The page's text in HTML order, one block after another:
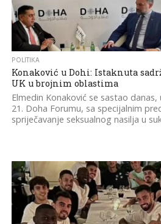
POLITIKA
Konaković u Dohi: Istaknuta
UK u brojnim oblastima
Elmedin Konaković se sastao
21. Doha Forumu, sa specijalnim
spriječavanje seksualnog nasilja u